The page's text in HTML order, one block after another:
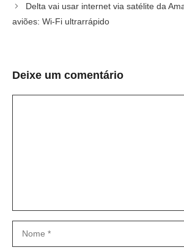
Delta vai usar internet via satélite da
aviões: Wi-Fi ultrarrápido
Deixe um comentário